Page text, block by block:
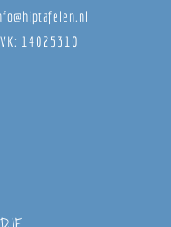
14025310